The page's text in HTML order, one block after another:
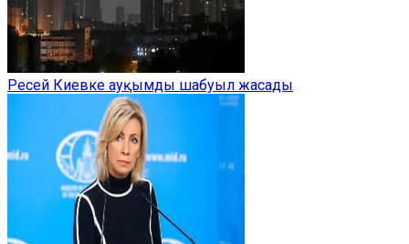
Ресей Киевке ауқымды шабуыл жасады